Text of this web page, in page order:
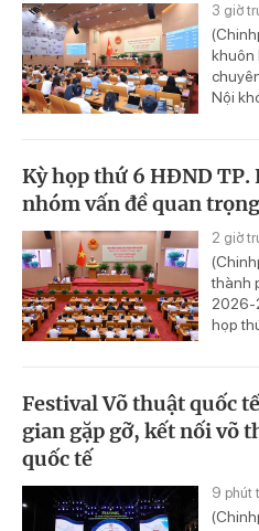
3 giờ
khuôn
Nội
Kỳ họp thứ 6 HĐND TP.
nhóm vấn đề quan trọng
2 giờ
thành
2026-
họp
Festival Võ thuật quốc
gian gặp gỡ, kết nối võ
quốc tế
9 phút